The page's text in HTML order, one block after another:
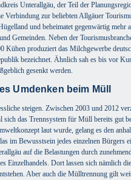
Unterallgäu, der Teil der
Verbindung zur beliebten Allgäuer
und beheimatet gegenwärtig mehr
Gemeinden. Neben der
Kühen produziert das Milchgewerbe
bezeichnet. Ähnlich sah es bis vor
gesenkt werden.
Umdenken beim Müll
steigen. Zwischen 2003 und 2012
das Trennsystem für Müll bereits gut
laut wurde, gelang es den
im Bewusstsein jedes einzelnen Bürgers
auf die Belastungen durch
Einzelhandels. Dort lassen sich nämlich
Aber auch die Mülltrennung gilt